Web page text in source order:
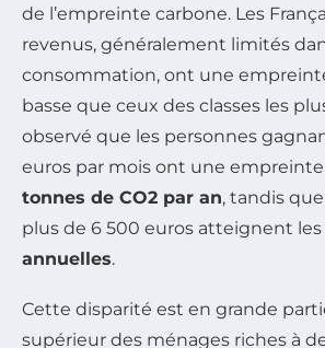
de l’empreinte carbone. Les
revenus, généralement limités
consommation, ont une
basse que ceux des classes les
observé que les personnes
euros par mois ont une empreinte
tonnes de CO2 par an, tandis
plus de 6 500 euros atteignent les
annuelles.
Cette disparité est en grande
supérieur des ménages riches à